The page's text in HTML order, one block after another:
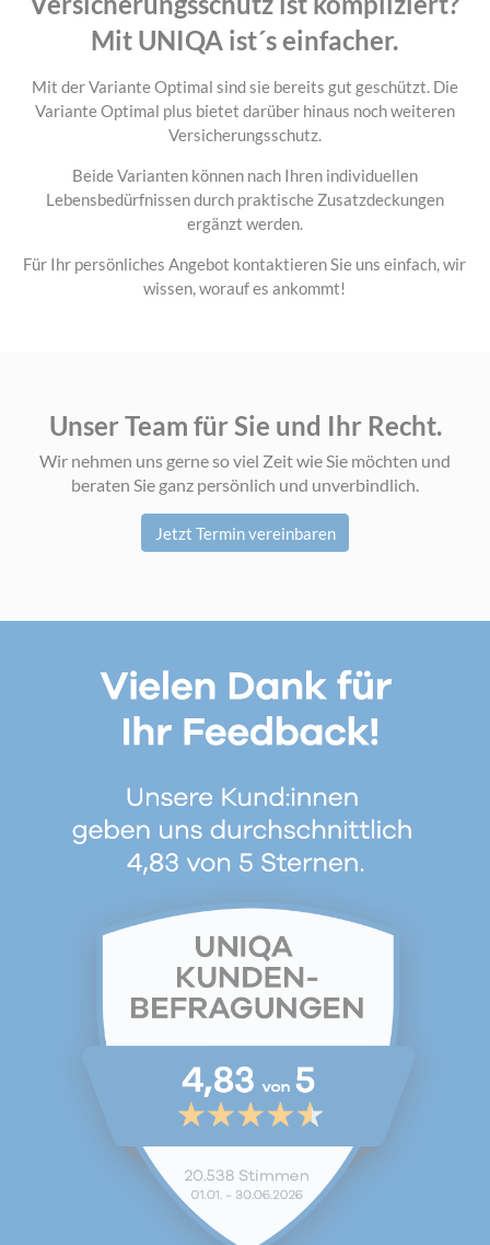
Mit UNIQA ist´s einfacher.
Mit der Variante Optimal sind sie bereits gut geschützt. Die
Variante Optimal plus bietet darüber hinaus noch weiteren
Versicherungsschutz.
Beide Varianten können nach Ihren individuellen
Lebensbedürfnissen durch praktische Zusatzdeckungen
ergänzt werden.
Für Ihr persönliches Angebot kontaktieren Sie uns einfach, wir
wissen, worauf es ankommt!
Unser Team für Sie und Ihr Recht.
Wir nehmen uns gerne so viel Zeit wie Sie möchten und
beraten Sie ganz persönlich und unverbindlich.
Jetzt Termin vereinbaren